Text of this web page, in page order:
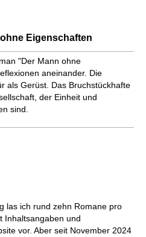
Eigenschaften
"Der Mann ohne
aneinander. Die
als Gerüst. Das Bruchstückhafte
der Einheit und
sind.
las ich rund zehn Romane pro
Inhaltsangaben und
vor. Aber seit November 2024